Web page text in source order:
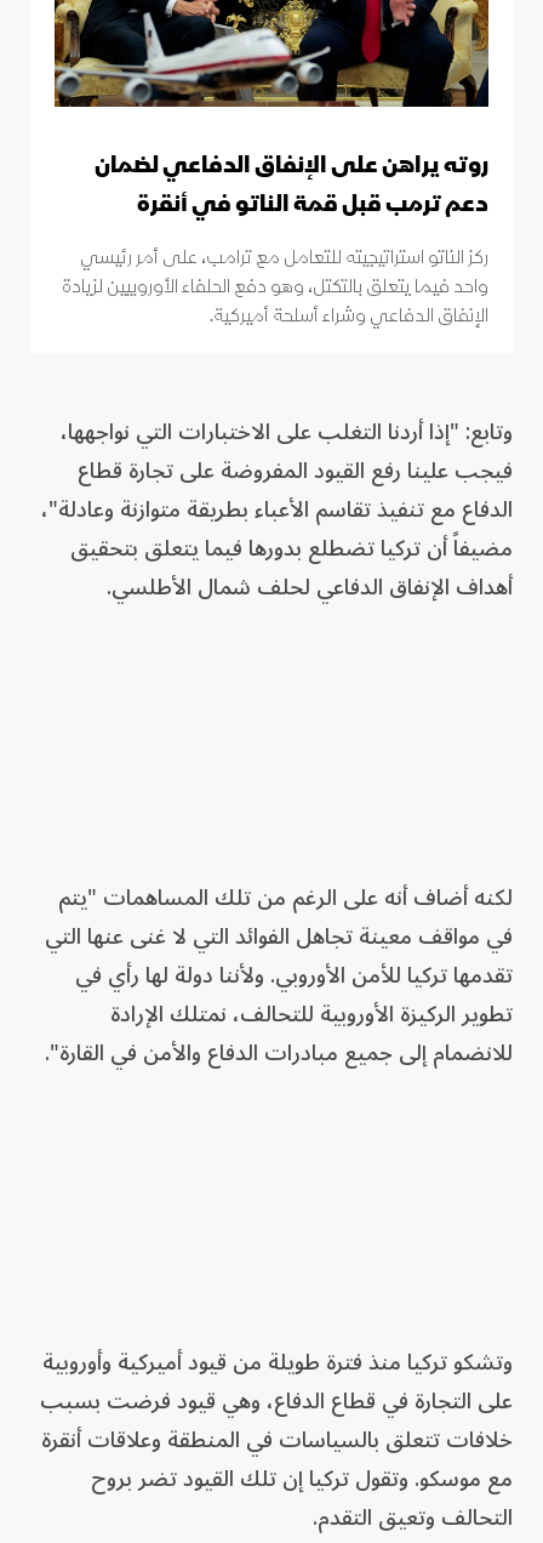
روته يراهن على الإنفاق الدفاعي لضمان
دعم ترمب قبل قمة الناتو في أنقرة
ركز الناتو استراتيجيته للتعامل مع ترامب، على أمر رئيسي
واحد فيما يتعلق بالتكتل، وهو دفع الحلفاء الأوروبيين لزيادة
الإنفاق الدفاعي وشراء أسلحة أميركية.
وتابع: "إذا أردنا التغلب على الاختبارات التي نواجهها،
فيجب علينا رفع القيود المفروضة على تجارة قطاع
الدفاع مع تنفيذ تقاسم الأعباء بطريقة متوازنة وعادلة"،
مضيفاً أن تركيا تضطلع بدورها فيما يتعلق بتحقيق
أهداف الإنفاق الدفاعي لحلف شمال الأطلسي.
لكنه أضاف أنه على الرغم من تلك المساهمات "يتم
في مواقف معينة تجاهل الفوائد التي لا غنى عنها التي
تقدمها تركيا للأمن الأوروبي. ولأننا دولة لها رأي في
تطوير الركيزة الأوروبية للتحالف، نمتلك الإرادة
للانضمام إلى جميع مبادرات الدفاع والأمن في القارة".
وتشكو تركيا منذ فترة طويلة من قيود أميركية وأوروبية
على التجارة في قطاع الدفاع، وهي قيود فرضت بسبب
خلافات تتعلق بالسياسات في المنطقة وعلاقات أنقرة
مع موسكو. وتقول تركيا إن تلك القيود تضر بروح
التحالف وتعيق التقدم.